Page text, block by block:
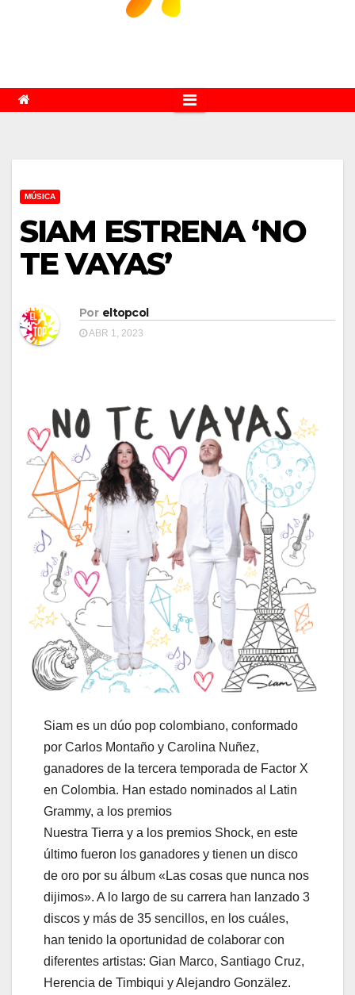
MÚSICA
SIAM ESTRENA ‘NO
TE VAYAS’
Por eltopcol
ABR 1, 2023
Siam es un dúo pop colombiano, conformado
por Carlos Montaño y Carolina Nuñez,
ganadores de la tercera temporada de Factor X
en Colombia. Han estado nominados al Latin
Grammy, a los premios
Nuestra Tierra y a los premios Shock, en este
último fueron los ganadores y tienen un disco
de oro por su álbum «Las cosas que nunca nos
dijimos». A lo largo de su carrera han lanzado 3
discos y más de 35 sencillos, en los cuáles,
han tenido la oportunidad de colaborar con
diferentes artistas: Gian Marco, Santiago Cruz,
Herencia de Timbiqui y Alejandro Gonzälez.